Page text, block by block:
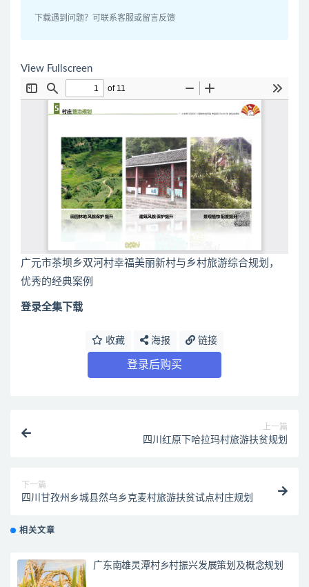
下载遇到问题？可联系客服或留言反馈
View Fullscreen
广元市茶坝乡双河村幸福美丽新村与乡村旅游综合规划，
优秀的经典案例
登录全集下载
收藏 海报 链接
登录后购买
上一篇
四川红原下哈拉玛村旅游扶贫规划
下一篇
四川甘孜州乡城县然乌乡克麦村旅游扶贫试点村庄规划
相关文章
广东南雄灵潭村乡村振兴发展策划及概念规划